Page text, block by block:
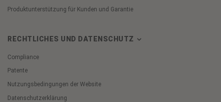
Produktunterstützung für Kunden und Garantie
RECHTLICHES UND DATENSCHUTZ
Compliance
Patente
Nutzungsbedingungen der Website
Datenschutzerklärung